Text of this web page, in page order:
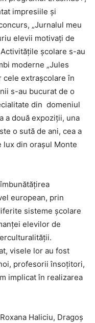
impresiile și
„Jurnalul meu
elevii motivați de
școlare s-au
moderne „Jules
cele extrașcolare în
s-au bucurat de o
din domeniul
a două expoziții, una
o sută de ani, cea a
lux din orașul Monte
european, prin
sisteme școlare
elevilor de
visele lor au fost
profesorii însoțitori,
implicat în realizarea
Haliciu, Dragoș